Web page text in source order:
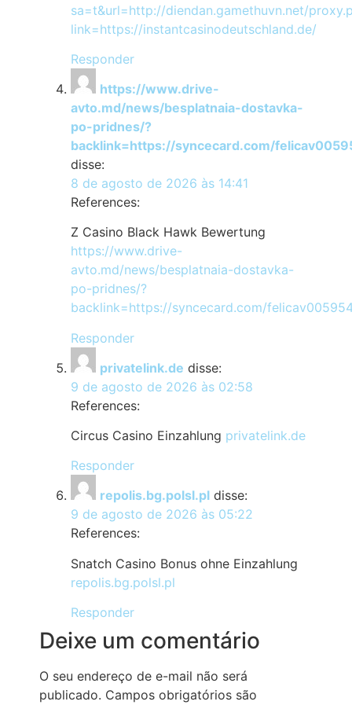
sa=t&url=http://diendan.gamethuvn.net/
link=https://instantcasinodeutschland.de/
Responder
https://www.drive-
avto.md/news/besplatnaia-dostavka-
po-pridnes/?
backlink=https://syncecard.com/
disse:
8 de agosto de 2026 às 14:41
References:
Z Casino Black Hawk Bewertung
https://www.drive-
avto.md/news/besplatnaia-dostavka-
po-pridnes/?
backlink=https://syncecard.com/
Responder
privatelink.de disse:
9 de agosto de 2026 às 02:58
References:
Circus Casino Einzahlung privatelink.de
Responder
repolis.bg.polsl.pl disse:
9 de agosto de 2026 às 05:22
References:
Snatch Casino Bonus ohne Einzahlung
repolis.bg.polsl.pl
Responder
Deixe um comentário
O seu endereço de e-mail não será
publicado. Campos obrigatórios são